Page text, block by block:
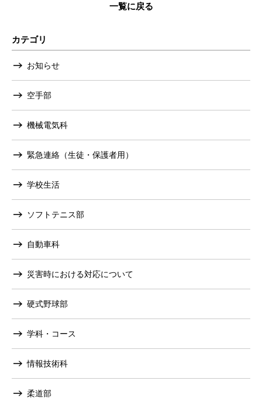
一覧に戻る
カテゴリ
お知らせ
空手部
機械電気科
緊急連絡（生徒・保護者用）
学校生活
ソフトテニス部
自動車科
災害時における対応について
硬式野球部
学科・コース
情報技術科
柔道部